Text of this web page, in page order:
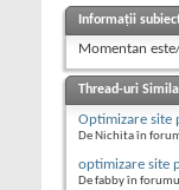
Informații
Momentan
Thread-uri
Optimizare site
De Nichita în
optimizare site
De fabby în